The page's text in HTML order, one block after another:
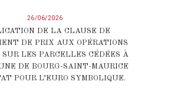
26/06/2026
DE LA CLAUSE DE
DE PRIX AUX OPÉRATIONS
LES PARCELLES CÉDÉES À
DE BOURG-SAINT-MAURICE
POUR L’EURO SYMBOLIQUE.